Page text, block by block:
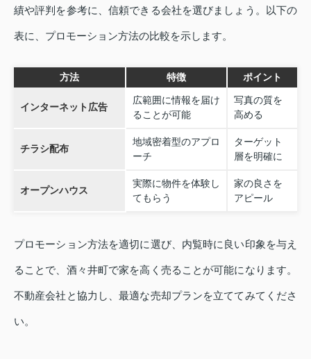
績や評判を参考に、信頼できる会社を選びましょう。以下の
表に、プロモーション方法の比較を示します。
方法 特徴 ポイント
インターネット広告
広範囲に情報を届け
ることが可能
写真の質を
高める
チラシ配布
地域密着型のアプロ
ーチ
ターゲット
層を明確に
オープンハウス
実際に物件を体験し
てもらう
家の良さを
アピール
プロモーション方法を適切に選び、内覧時に良い印象を与え
ることで、酒々井町で家を高く売ることが可能になります。
不動産会社と協力し、最適な売却プランを立ててみてくださ
い。